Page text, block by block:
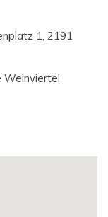
1, 2191
Weinviertel